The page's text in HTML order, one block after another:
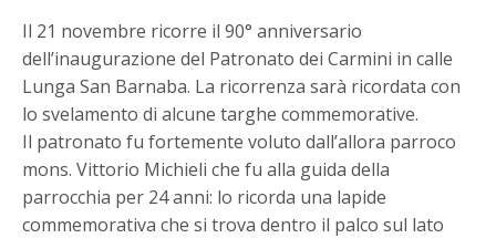
Il 21 novembre ricorre il 90° anniversario
dell’inaugurazione del Patronato dei Carmini in calle
Lunga San Barnaba. La ricorrenza sarà ricordata con
lo svelamento di alcune targhe commemorative.
Il patronato fu fortemente voluto dall’allora parroco
mons. Vittorio Michieli che fu alla guida della
parrocchia per 24 anni: lo ricorda una lapide
commemorativa che si trova dentro il palco sul lato